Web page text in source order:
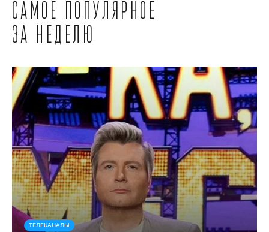
Самое популярное
за неделю
ТЕЛЕКАНАЛЫ